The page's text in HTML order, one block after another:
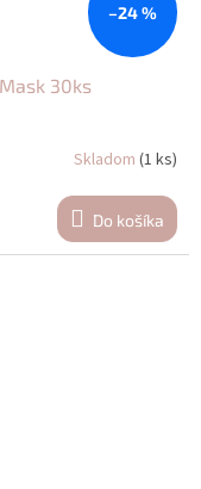
–24 %
30ks
Skladom (1 ks)
Do košíka